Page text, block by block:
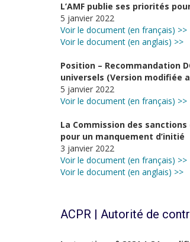
L’AMF publie ses priorités
5 janvier 2022
Voir le document (en français) >>
Voir le document (en anglais) >>
Position – Recommandation
universels (Version modifiée
5 janvier 2022
Voir le document (en français) >>
La Commission des
pour un manquement d’initié
3 janvier 2022
Voir le document (en français) >>
Voir le document (en anglais) >>
ACPR | Autorité de